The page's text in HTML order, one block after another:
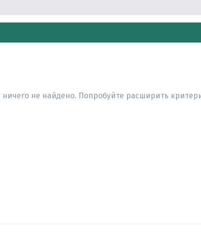
не найдено. Попробуйте расширить